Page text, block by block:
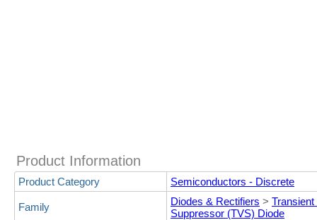
Product Information
Product Category Semiconductors - Discrete
Family Diodes & Rectifiers > Transient
Suppressor (TVS) Diode